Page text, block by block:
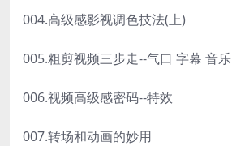
004.高级感影视调色技法(上)
005.粗剪视频三步走--气口 字幕 音乐
006.视频高级感密码--特效
007.转场和动画的妙用